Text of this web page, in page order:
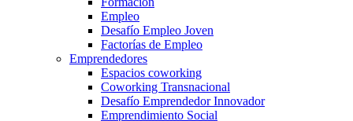
Empleo
Desafío Empleo Joven
Factorías de Empleo
Emprendedores
Espacios coworking
Coworking Transnacional
Desafío Emprendedor Innovador
Emprendimiento Social